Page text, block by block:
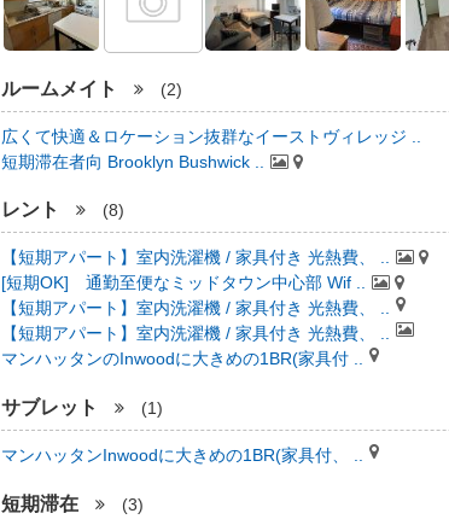
ルームメイト (2)
広くて快適＆ロケーション抜群なイーストヴィレッジ ..
短期滞在者向 Brooklyn Bushwick ..
レント (8)
【短期アパート】室内洗濯機 / 家具付き 光熱費、 ..
[短期OK] 通勤至便なミッドタウン中心部 Wif ..
【短期アパート】室内洗濯機 / 家具付き 光熱費、 ..
【短期アパート】室内洗濯機 / 家具付き 光熱費、 ..
マンハッタンのInwoodに大きめの1BR(家具付 ..
サブレット (1)
マンハッタンInwoodに大きめの1BR(家具付、 ..
短期滞在 (3)